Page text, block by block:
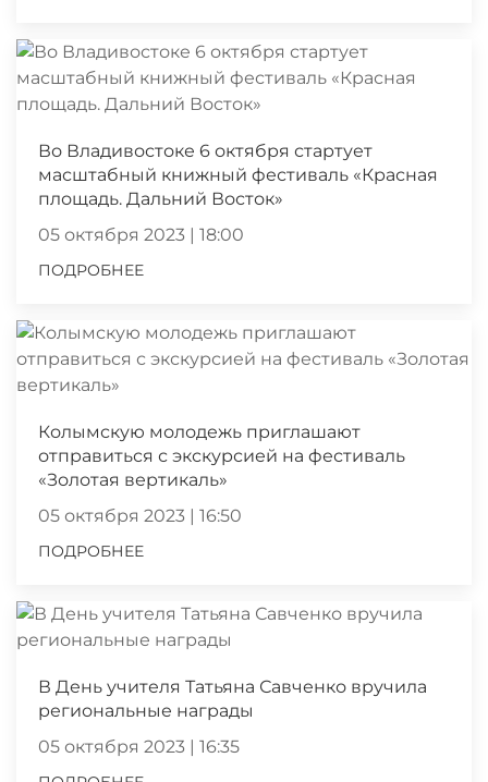
Во Владивостоке 6 октября стартует
масштабный книжный фестиваль «Красная
площадь. Дальний Восток»
05 октября 2023 | 18:00
ПОДРОБНЕЕ
Колымскую молодежь приглашают
отправиться с экскурсией на фестиваль
«Золотая вертикаль»
05 октября 2023 | 16:50
ПОДРОБНЕЕ
В День учителя Татьяна Савченко вручила
региональные награды
05 октября 2023 | 16:35